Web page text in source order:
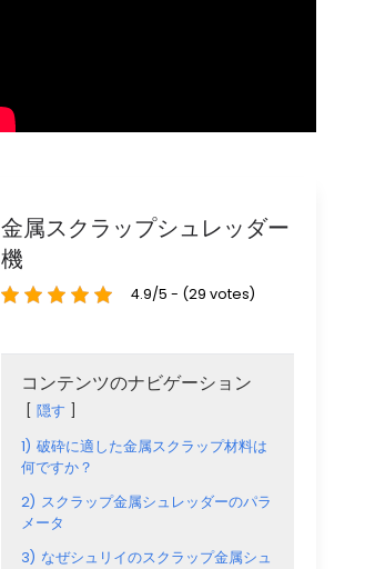
金属スクラップシュレッダー
機
4.9/5 - (29 votes)
コンテンツのナビゲーション
隠す
1) 破砕に適した金属スクラップ材料は
何ですか？
2) スクラップ金属シュレッダーのパラ
メータ
3) なぜシュリイのスクラップ金属シュ